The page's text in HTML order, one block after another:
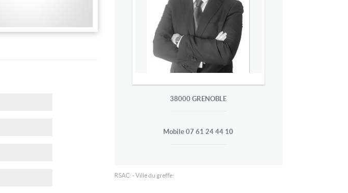
38000GRENOBLE
Mobile07 61 24 44 10
RSAC: - Ville du greffe: